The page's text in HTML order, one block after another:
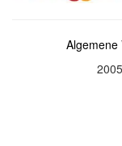
Algemene